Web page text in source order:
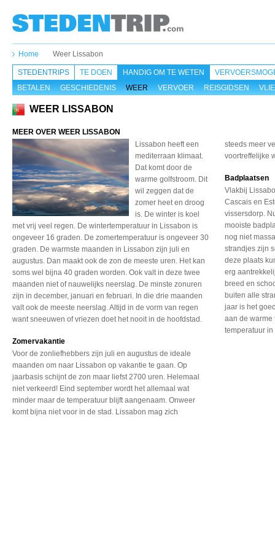
Home Weer Lissabon
STEDENTRIPS TE DOEN
HANDIG OM TE WETEN
BETALEN
GESCHIEDENIS WEER VERVOER REISGIDSEN
WEER LISSABON
MEER OVER WEER LISSABON
Lissabon heeft een
mediterraan klimaat.
Dat komt door de
warme golfstroom. Dit
wil zeggen dat de
zomer heet en droog
is. De winter is koel
met vrij veel regen. De wintertemperatuur in Lissabon is
ongeveer 16 graden. De zomertemperatuur is ongeveer 30
graden. De warmste maanden in Lissabon zijn juli en
augustus. Dan maakt ook de zon de meeste uren. Het kan
soms wel bijna 40 graden worden. Ook valt in deze twee
maanden niet of nauwelijks neerslag. De minste zonuren
zijn in december, januari en februari. In die drie maanden
valt ook de meeste neerslag. Altijd in de vorm van regen
want sneeuwen of vriezen doet het nooit in de hoofdstad.
Zomervakantie
Voor de zonliefhebbers zijn juli en augustus de ideale
maanden om naar Lissabon op vakantie te gaan. Op
jaarbasis schijntde zon maar liefst 2700 uren. Helemaal
niet verkeerd! Eind september wordt hetallemaal wat
minder maar de temperatuur blijftaangenaam. Onweer
komtbijna niet voor in de stad. Lissabon mag zich
steeds meer
voortreffelijke
Badplaatsen
Vlakbij
Cascais en
vissersdorp.
mooiste
nog niet
strandjes zijn
deze plaats
erg
breed en
buiten alle
jaar is het
aan de warme
temperatuur in